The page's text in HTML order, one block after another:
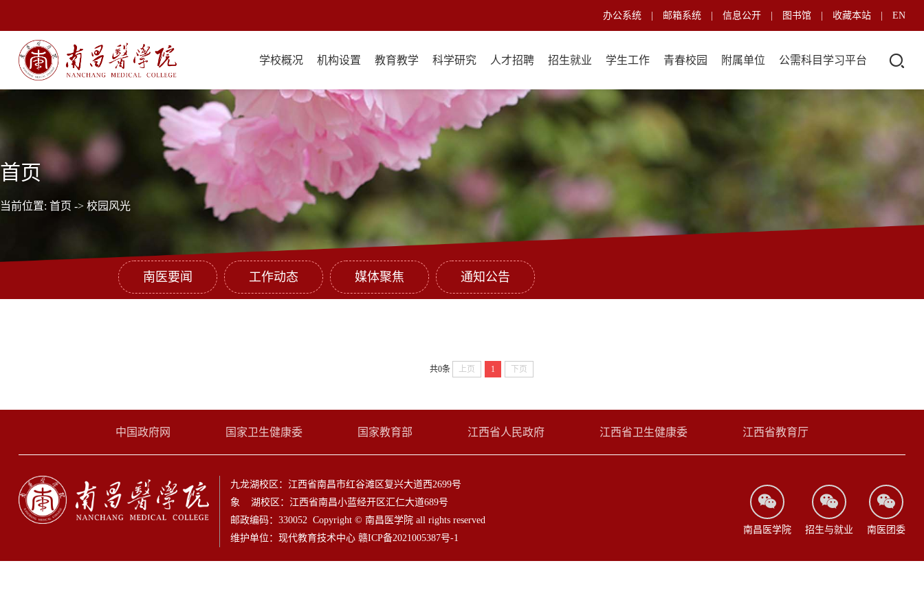
办公系统 邮箱系统 信息公开 图书馆 收藏本站 EN
学校概况 机构设置 教育教学 科学研究 人才招聘 招生就业 学生工作 青春校园 附属单位 公需科目学习平台
首页
当前位置: 首页 -> 校园风光
南医要闻 工作动态 媒体聚焦 通知公告
共0条 上页 1 下页
中国政府网 国家卫生健康委 国家教育部 江西省人民政府 江西省卫生健康委 江西省教育厅
九龙湖校区：江西省南昌市红谷滩区复兴大道西2699号
象 湖校区：江西省南昌小蓝经开区汇仁大道689号
邮政编码：330052 Copyright © 南昌医学院 all rights reserved
维护单位：现代教育技术中心 赣ICP备2021005387号-1
南昌医学院 招生与就业 南医团委